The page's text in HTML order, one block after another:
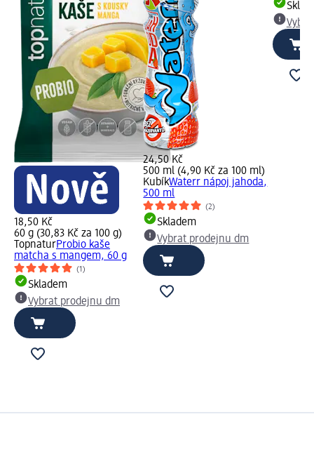
18,50 Kč
60 g (30,83 Kč za 100 g)
TopnaturProbio kaše
matcha s mangem, 60 g
(1)
Skladem
Vybrat prodejnu dm
24,50 Kč
500 ml (4,90 Kč za 100 ml)
KubíkWaterr nápoj jahoda,
500 ml
(2)
Skladem
Vybrat prodejnu dm